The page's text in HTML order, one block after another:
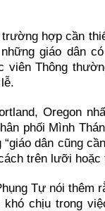
hợp cần
giáo dân
viên Thông
Oregon
phối Mình
dân cũng
trên lưỡi hoặc
Tự nói thêm
chịu trong